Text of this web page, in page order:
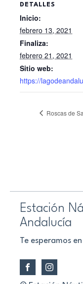
DETALLES
Inicio:
febrero 13, 2021
Finaliza:
febrero 21, 2021
Sitio web:
https://
Roscas de
Estación
Andalucía
Te esperamos